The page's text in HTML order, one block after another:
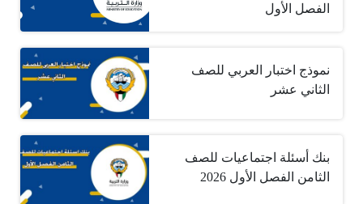
الفصل الأول
نموذج اختبار العربي للصف
الثاني عشر
بنك أسئلة اجتماعيات للصف
الثامن الفصل الأول 2026